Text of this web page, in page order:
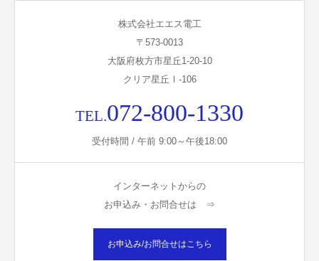
株式会社エエス電工
〒573-0013
大阪府枚方市星丘1-20-10
クリア星丘Ⅰ-106
TEL.072-800-1330
受付時間 / 午前 9:00～午後18:00
インターネットからの
お申込み・お問合せは ⇒
お申込み/お問合せはこちら